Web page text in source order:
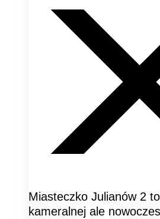
Miasteczko Julianów 2
kameralnej ale